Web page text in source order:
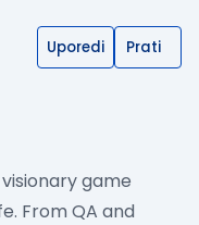
Uporedi Prati
game
From QA and